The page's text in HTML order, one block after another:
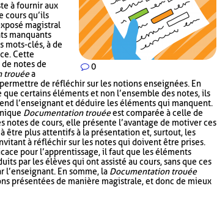
0
à fournir aux
cours qu’ils
magistral
manquants
mots-clés, à de
Cette
notes de
trouéea
de réfléchir sur les notions enseignées. En
certains éléments et non l’ensemble des notes, ils
l’enseignant et déduire les éléments qui manquent.
Documentation trouéeest comparée à celle de
de cours, elle présente l’avantage de motiver ces
être plus attentifs à la présentation et, surtout, les
à réfléchir sur les notes qui doivent être prises.
pour l’apprentissage, il faut que les éléments
par les élèves qui ont assisté au cours, sans que ces
En somme, la Documentation trouée
présentées de manière magistrale, et donc de mieux